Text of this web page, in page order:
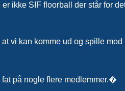
ikke SIF floorball der står for
vi kan komme ud og spille mod
fat på nogle flere medlemmer.�